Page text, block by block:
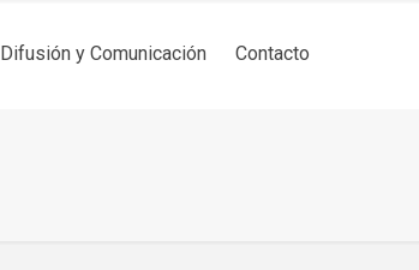
Difusión y Comunicación Contacto